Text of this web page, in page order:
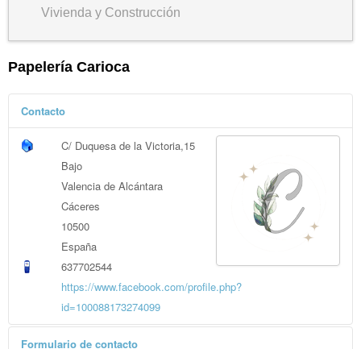
Vivienda y Construcción
Papelería Carioca
Contacto
C/ Duquesa de la Victoria,15
Bajo
Valencia de Alcántara
Cáceres
10500
España
637702544
https://www.facebook.com/profile.php?
id=100088173274099
Formulario de contacto